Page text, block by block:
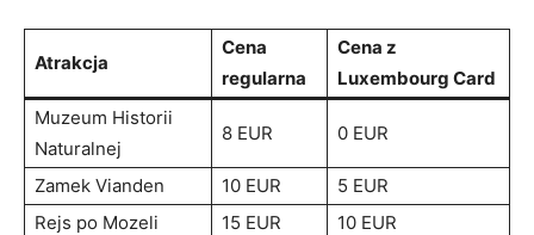
Atrakcja
Cena
regularna
Cena z
Luxembourg Card
Muzeum ⁢Historii
Naturalnej
8 EUR 0 EUR
Zamek Vianden 10 EUR
5 EUR
Rejs po Mozeli
15 EUR 10 EUR